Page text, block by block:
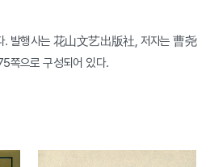
. 발행사는 花山文艺出版社, 저자는 曹尧
으로 구성되어 있다.